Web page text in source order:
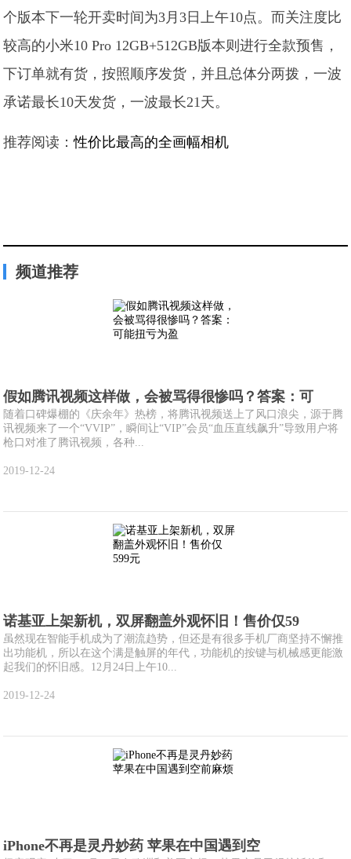
个版本下一轮开卖时间为3月3日上午10点。而关注度比
较高的小米10 Pro 12GB+512GB版本则进行全款预售，
下订单就有货，按照顺序发货，并且总体分两拨，一波
承诺最长10天发货，一波最长21天。
推荐阅读：性价比最高的全画幅相机
频道推荐
假如腾讯视频这样做，会被骂得很惨吗？答案：可
随着口碑爆棚的《庆余年》热榜，将腾讯视频送上了风口浪尖，源于腾
讯视频来了一个“VVIP”，瞬间让“VIP”会员“血压直线飙升”导致用户将
枪口对准了腾讯视频，各种...
2019-12-24
诺基亚上架新机，双屏翻盖外观怀旧！售价仅59
虽然现在智能手机成为了潮流趋势，但还是有很多手机厂商坚持不懈推
出功能机，所以在这个满是触屏的年代，功能机的按键与机械感更能激
起我们的怀旧感。12月24日上午10...
2019-12-24
iPhone不再是灵丹妙药 苹果在中国遇到空